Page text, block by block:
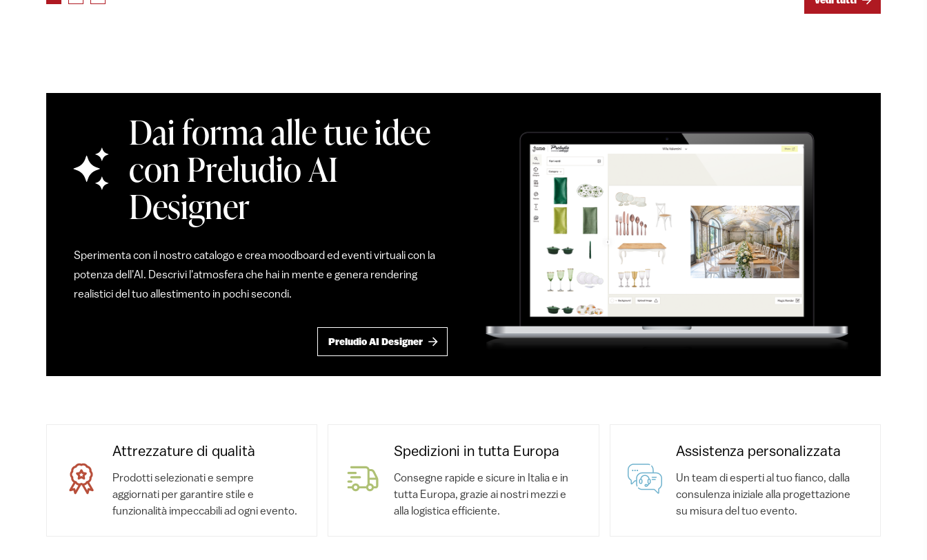
Dai forma alle tue idee
con Preludio AI
Designer
Sperimenta con il nostro catalogo e crea moodboard ed eventi virtuali con la
potenza dell'AI. Descrivi l'atmosfera che hai in mente e genera rendering
realistici del tuo allestimento in pochi secondi.
Preludio AI Designer
Attrezzature di qualità
Prodotti selezionati e sempre
aggiornati per garantire stile e
funzionalità impeccabili ad ogni evento.
Spedizioni in tutta Europa
Consegne rapide e sicure in Italia e in
tutta Europa, grazie ai nostri mezzi e
alla logistica efficiente.
Assistenza personalizzata
Un team di esperti al tuo fianco, dalla
consulenza iniziale alla progettazione
su misura del tuo evento.